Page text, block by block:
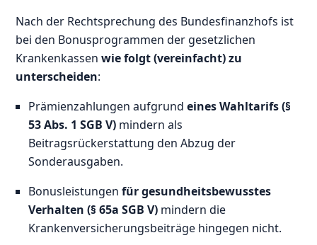
Nach der Rechtsprechung des Bundesfinanzhofs ist
bei den Bonusprogrammen der gesetzlichen
Krankenkassen wie folgt (vereinfacht) zu
unterscheiden:
Prämienzahlungen aufgrundeines Wahltarifs (§
53 Abs. 1 SGB V) mindern als
Beitragsrückerstattung den Abzug der
Sonderausgaben.
Bonusleistungenfür gesundheitsbewusstes
Verhalten (§ 65a SGB V) mindern die
Krankenversicherungsbeiträge hingegen nicht.